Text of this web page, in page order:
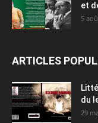
et
5
ARTICLES
du
29